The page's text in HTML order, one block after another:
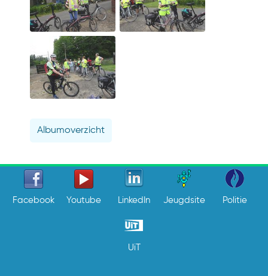
Albumoverzicht
Facebook Youtube LinkedIn Jeugdsite Politie
UiT